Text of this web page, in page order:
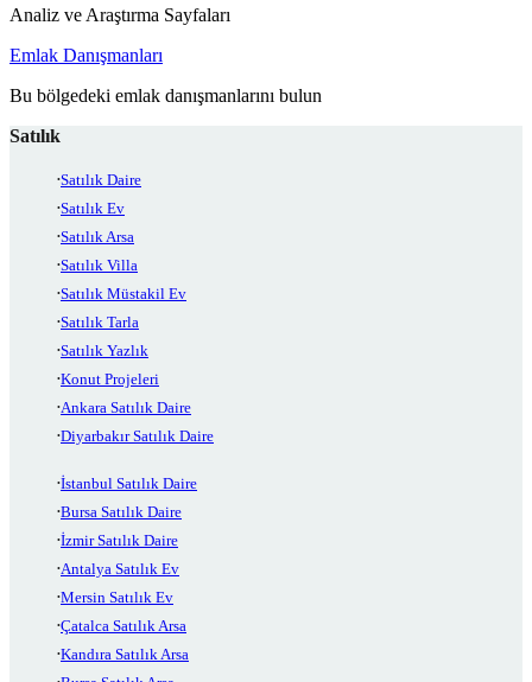
Analiz ve Araştırma Sayfaları
Emlak Danışmanları
Bu bölgedeki emlak danışmanlarını bulun
Satılık
Satılık Daire
Satılık Ev
Satılık Arsa
Satılık Villa
Satılık Müstakil Ev
Satılık Tarla
Satılık Yazlık
Konut Projeleri
Ankara Satılık Daire
Diyarbakır Satılık Daire
İstanbul Satılık Daire
Bursa Satılık Daire
İzmir Satılık Daire
Antalya Satılık Ev
Mersin Satılık Ev
Çatalca Satılık Arsa
Kandıra Satılık Arsa